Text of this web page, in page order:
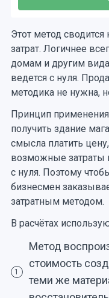
Этот метод
затрат. Логичнее
домам и другим
ведется с нуля.
методика не нужна,
Принцип применения
получить здание
смысла платить
возможные затраты
с нуля. Поэтому
бизнесмен
затратным методом.
В расчётах
1
Метод
стоимость
теми же